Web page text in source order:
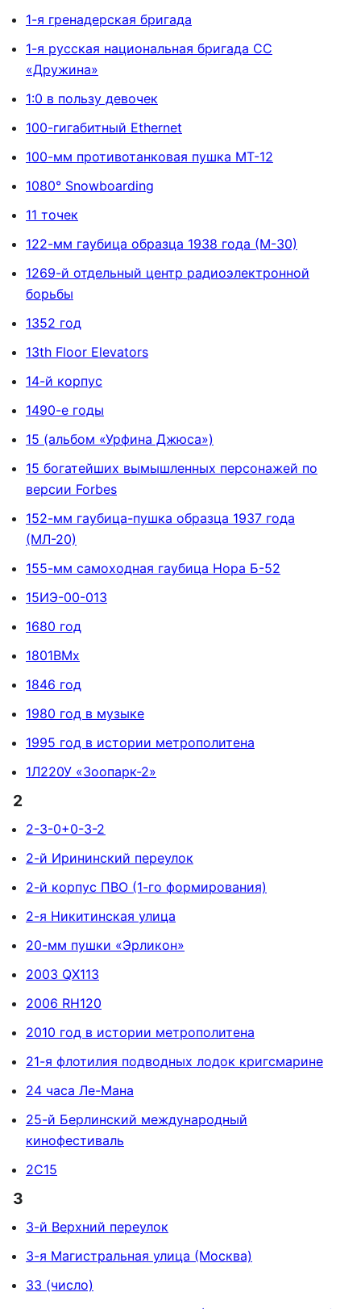
1-я гренадерская бригада
1-я русская национальная бригада СС
«Дружина»
1:0 в пользу девочек
100-гигабитный Ethernet
100-мм противотанковая пушка МТ-12
1080° Snowboarding
11 точек
122-мм гаубица образца 1938 года (М-30)
1269-й отдельный центр радиоэлектронной
борьбы
1352 год
13th Floor Elevators
14-й корпус
1490-е годы
15 (альбом «Урфина Джюса»)
15 богатейших вымышленных персонажей по
версии Forbes
152-мм гаубица-пушка образца 1937 года
(МЛ-20)
155-мм самоходная гаубица Нора Б-52
15ИЭ-00-013
1680 год
1801BMx
1846 год
1980 год в музыке
1995 год в истории метрополитена
1Л220У «Зоопарк-2»
2
2-3-0+0-3-2
2-й Ирининский переулок
2-й корпус ПВО (1-го формирования)
2-я Никитинская улица
20-мм пушки «Эрликон»
2003 QX113
2006 RH120
2010 год в истории метрополитена
21-я флотилия подводных лодок кригсмарине
24 часа Ле-Мана
25-й Берлинский международный
кинофестиваль
2С15
3
3-й Верхний переулок
3-я Магистральная улица (Москва)
33 (число)